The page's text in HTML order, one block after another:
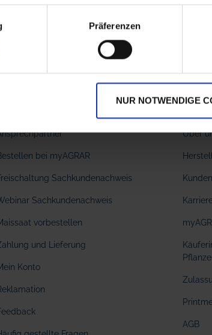
Präferenzen
NUR NOTWENDIGE
bei myAGRAR
Sachkundenachweis
Sachkundenachweis
vorbestellen
und Lieferung
Konto
Über
AGB